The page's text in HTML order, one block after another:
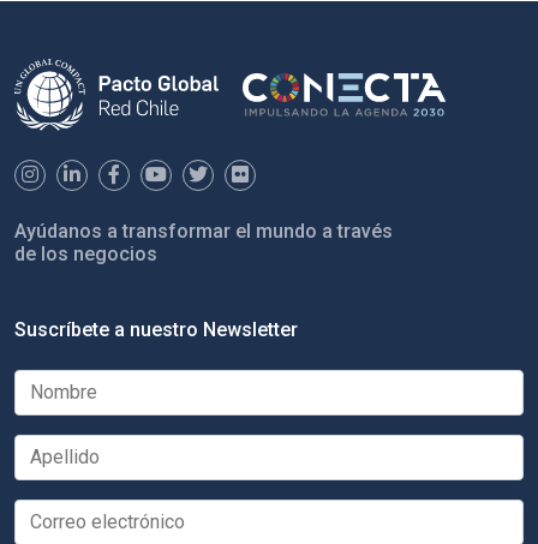
Ayúdanos a transformar el mundo a través
de los negocios
Suscríbete a nuestro Newsletter